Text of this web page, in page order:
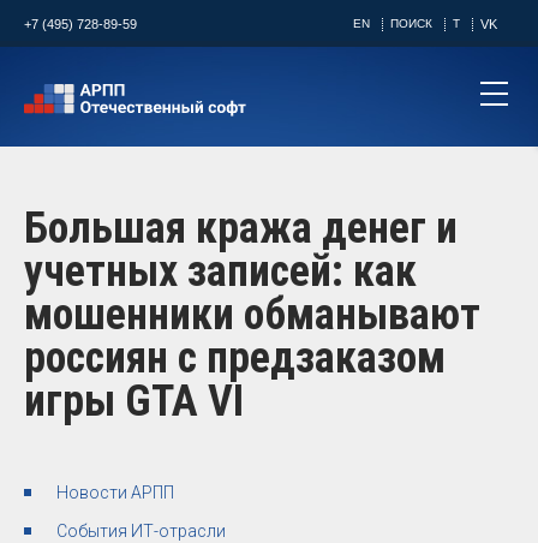
+7 (495) 728-89-59 EN ПОИСК T VK
Большая кража денег и
учетных записей: как
мошенники обманывают
россиян с предзаказом
игры GTA VI
Новости АРПП
События ИТ-отрасли